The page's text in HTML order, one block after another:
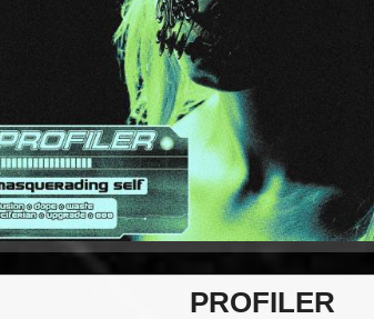
PROFILER